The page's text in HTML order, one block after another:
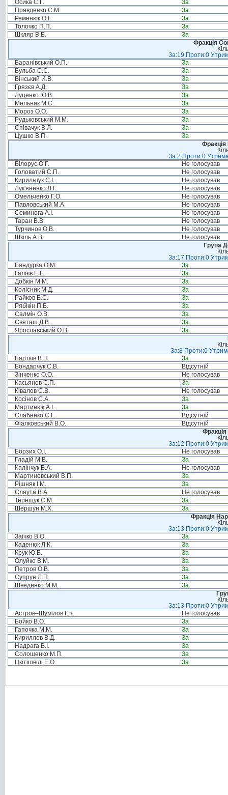
Осика С.Г.
За
Правденко С.М.
За
Ременюк О.І.
За
Толочко П.П.
За
Шкляр В.Б.
За
Фракція
За:19 Проти:0
Баранівський О.П.
За
Бульба С.С.
За
Вінський Й.В.
За
Грязєв А.Д.
За
Луценко Ю.В.
За
Мельник М.Є.
За
Мороз О.О.
За
Рудьковський М.М.
За
Співачук В.Л.
За
Цушко В.П.
За
За:2 Проти:0
Білорус О.Г.
Не голосував
Головатий С.П.
Не голосував
Кирильчук Є.І.
Не голосував
Лук'яненко Л.Г.
Не голосував
Омельченко Г.О.
Не голосував
Павловський М.А.
Не голосував
Семинога А.І.
Не голосував
Таран В.В.
Не голосував
Турчинов О.В.
Не голосував
Шкіль А.В.
Не голосував
Група
За:17 Проти:0
Бандурка О.М.
За
Галієв Е.Е.
За
Добкін М.М.
За
Колісник М.Д.
За
Райков Б.С.
За
Рябікін П.Б.
За
Салмін О.В.
За
Святаш Д.В.
За
Ярославський О.В.
За
За:8 Проти:0
Бартків В.П.
За
Бондарчук С.В.
Відсутній
Зінченко О.О.
Не голосував
Касьянов С.П.
За
Ківалов С.В.
Не голосував
Косінов С.А.
За
Мартинюк А.І.
За
Слабенко С.І.
Відсутній
Фіалковський В.О.
Відсутній
Фракція
За:12 Проти:0
Борзих О.І.
Не голосував
Гладій М.В.
За
Калінчук В.А.
Не голосував
Мартиновський В.П.
За
Рішняк І.М.
За
Слаута В.А.
Не голосував
Терещук С.М.
За
Шершун М.Х.
За
Фракція
За:13 Проти:0
Заічко В.О.
За
Каденюк Л.К.
За
Крук Ю.Б.
За
Олуйко В.М.
За
Петров О.В.
За
Супрун Л.П.
За
Шведенко М.М.
За
За:13 Проти:0
Астров–Шумілов Г.К.
Не голосував
Бойко В.О.
За
Гапочка М.М.
За
Кириллов В.Д.
За
Надрага В.І.
За
Солошенко М.П.
За
Цкітішвілі Е.О.
За